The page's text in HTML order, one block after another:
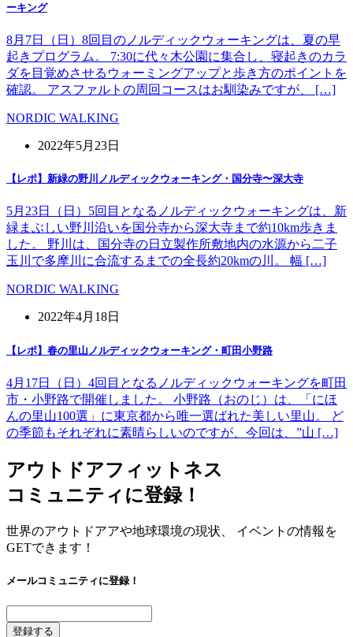
ーキング
8月7日（日）8回目のノルディックウォーキングは、夏の早
起きプログラム。 7:30に代々木公園に集合し、寝起きのカラ
ダを目覚めさせるウォーミングアップと歩き方のポイントを
確認。 アスファルトの周回コースはお馴染みですが、 […]
NORDIC WALKING
2022年5月23日
【レポ】新緑の野川ノルディックウォーキング・国分寺〜深大寺
5月23日（日）5回目となるノルディックウォーキングは、新
緑まぶしい野川沿いを国分寺から深大寺まで約10km歩きま
した。 野川は、国分寺の日立製作所敷地内の水源から二子
玉川で多摩川に合流するまでの全長約20kmの川。 幅 […]
NORDIC WALKING
2022年4月18日
【レポ】春の里山ノルディックウォーキング・町田小野路
4月17日（日）4回目となるノルディックウォーキングを町田
市・小野路で開催しました。 小野路（おのじ）は、「にほ
んの里山100選」に東京都から唯一選ばれた美しい里山。 ど
の季節もそれぞれに素晴らしいのですが、今回は、”山 […]
アウトドアフィットネス
コミュニティに登録！
世界のアウトドアアや地球環境の現状、 イベントの情報を
GETできます！
メールコミュニティに登録！